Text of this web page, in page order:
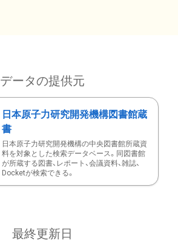
データの提供元
日本原子力研究開発機構図書館蔵
書
日本原子力研究開発機構の中央図書館所蔵資
料を対象とした検索データベース。同図書館
が所蔵する図書、レポート、会議資料、雑誌、
Docketが検索できる。
最終更新日